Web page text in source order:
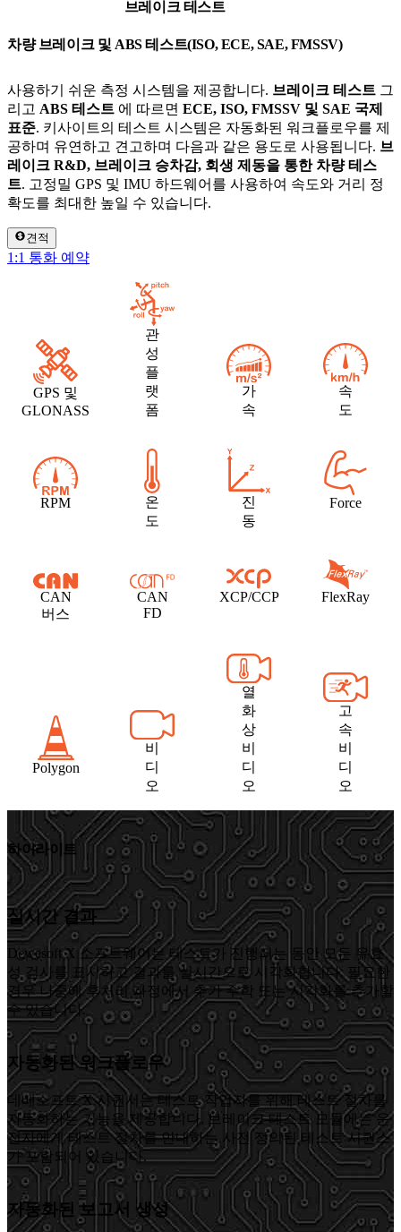
브레이크 테스트
차량 브레이크 및 ABS 테스트(ISO, ECE, SAE, FMSSV)
사용하기 쉬운 측정 시스템을 제공합니다. 브레이크 테스트 그
리고 ABS 테스트 에 따르면 ECE, ISO, FMSSV 및 SAE 국제
표준. 키사이트의 테스트 시스템은 자동화된 워크플로우를 제
공하며 유연하고 견고하며 다음과 같은 용도로 사용됩니다. 브
레이크 R&D, 브레이크 승차감, 회생 제동을 통한 차량 테스
트. 고정밀 GPS 및 IMU 하드웨어를 사용하여 속도와 거리 정
확도를 최대한 높일 수 있습니다.
견적
1:1 통화 예약
GPS 및
GLONASS
관
성
플
랫
폼
가
속
속
도
RPM
온
도
진
동
Force
CAN
버스
CAN
FD
XCP/CCP FlexRay
Polygon
비
디
오
열
화
상
비
디
오
고
속
비
디
오
하이라이트
실시간 결과
Dewesoft X 소프트웨어는 테스트가 진행되는 동안 모든 유효
성 검사를 표시하고 결과를 실시간으로 시각화합니다. 필요한
경우 나중에 후처리 과정에서 추가 수학 또는 시각화를 추가할
수 있습니다.
자동화된 워크플로우
데베소프트 X 시퀀서는 테스트 작업자를 위해 테스트 절차를
자동화하는 기능을 제공합니다. 브레이크 테스트 모듈에는 운
전자에게 테스트 절차를 안내하는 사전 정의된 테스트 시퀀스
가 포함되어 있습니다.
자동화된 보고서 생성